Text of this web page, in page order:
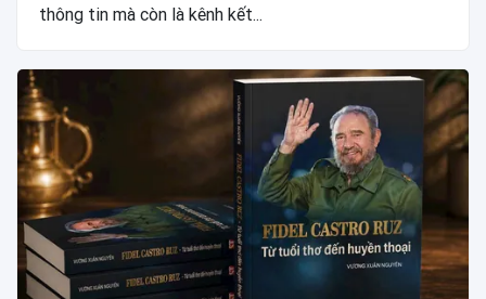
thông tin mà còn là kênh kết...